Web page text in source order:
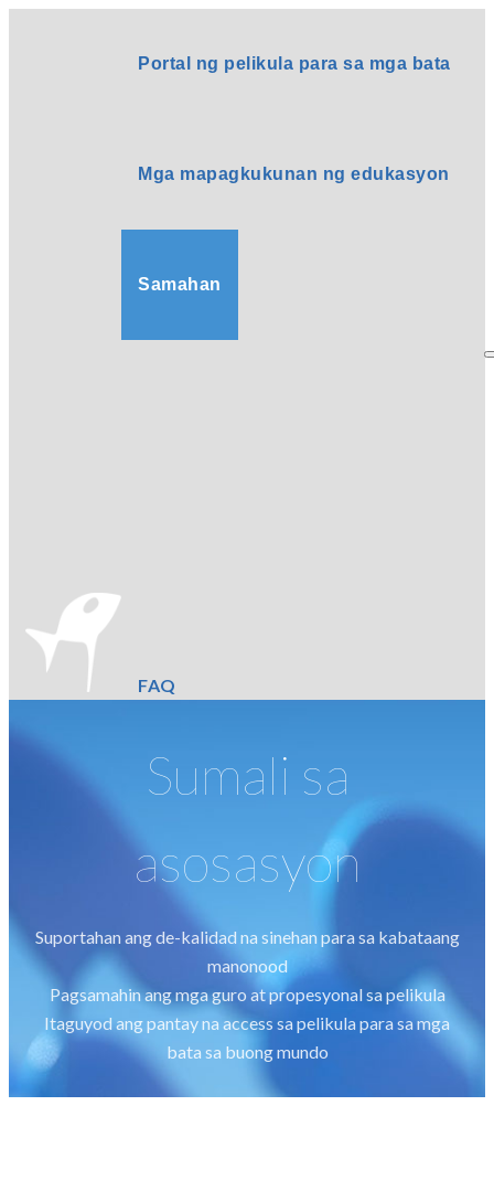
Portal ng pelikula para sa mga bata
Mga mapagkukunan ng edukasyon
Samahan
FAQ
Sumali sa
asosasyon
Suportahan ang de-kalidad na sinehan para sa kabataang
manonood
Pagsamahin ang mga guro at propesyonal sa pelikula
Itaguyod ang pantay na access sa pelikula para sa mga
bata sa buong mundo